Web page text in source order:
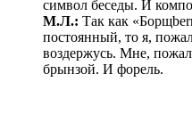
символ беседы. И
М.Л.: Так как
постоянный, то я,
воздержусь. Мне,
брынзой. И форель.